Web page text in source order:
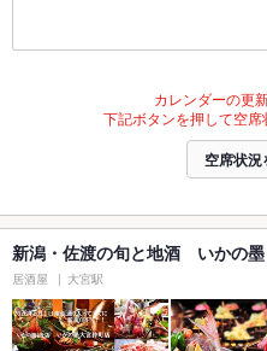
カレンダーの更
下記ボタンを押して空席
空席状況
新潟・佐渡の旬と地酒 いかの
居酒屋 大宮駅